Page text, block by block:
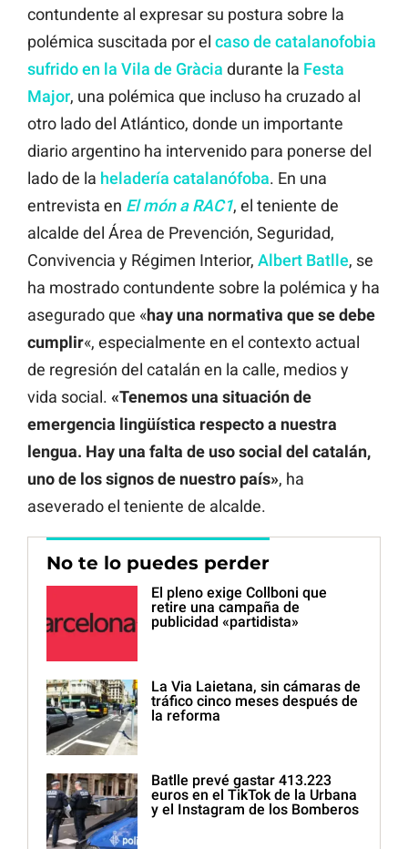
contundente al expresar su postura sobre la
polémica suscitada por el caso de catalanofobia
sufrido en la Vila de Gràcia durante la Festa
Major, una polémica que incluso ha cruzado al
otro lado del Atlántico, donde un importante
diario argentino ha intervenido para ponerse del
lado de la heladería catalanófoba. En una
entrevista en El món a RAC1, el teniente de
alcalde del Área de Prevención, Seguridad,
Convivencia y Régimen Interior, Albert Batlle, se
ha mostrado contundente sobre la polémica y ha
asegurado que «hay una normativa que se debe
cumplir«, especialmente en el contexto actual
de regresión del catalán en la calle, medios y
vida social. «Tenemos una situación de
emergencia lingüística respecto a nuestra
lengua. Hay una falta de uso social del catalán,
uno de los signos de nuestro país», ha
aseverado el teniente de alcalde.
No te lo puedes perder
El pleno exige Collboni que
retire una campaña de
publicidad «partidista»
La Via Laietana, sin cámaras de
tráfico cinco meses después de
la reforma
Batlle prevé gastar 413.223
euros en el TikTok de la Urbana
y el Instagram de los Bomberos